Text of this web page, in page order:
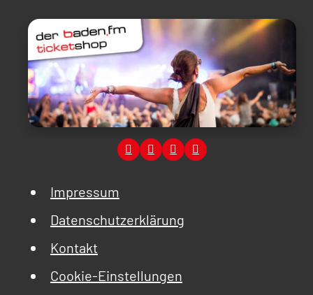
Impressum
Datenschutzerklärung
Kontakt
Cookie-Einstellungen